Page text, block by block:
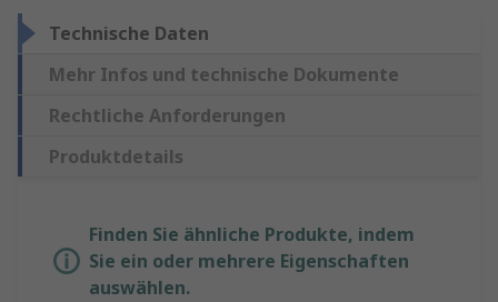
Technische Daten
Mehr Infos und technische Dokumente
Rechtliche Anforderungen
Produktdetails
Finden Sie ähnliche Produkte, indem
Sie ein oder mehrere Eigenschaften
auswählen.